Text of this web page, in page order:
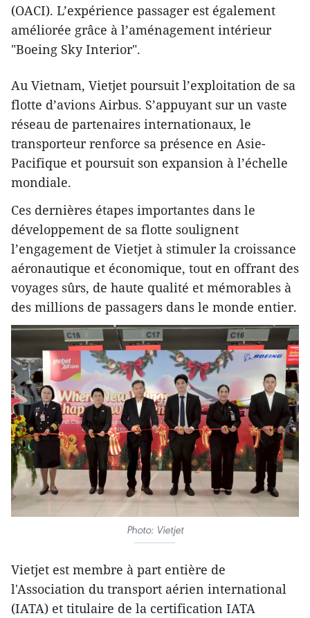
(OACI). L’expérience passager est également
améliorée grâce à l’aménagement intérieur
"Boeing Sky Interior".
Au Vietnam, Vietjet poursuit l’exploitation de sa
flotte d’avions Airbus. S’appuyant sur un vaste
réseau de partenaires internationaux, le
transporteur renforce sa présence en Asie-
Pacifique et poursuit son expansion à l’échelle
mondiale.
Ces dernières étapes importantes dans le
développement de sa flotte soulignent
l’engagement de Vietjet à stimuler la croissance
aéronautique et économique, tout en offrant des
voyages sûrs, de haute qualité et mémorables à
des millions de passagers dans le monde entier.
Photo: Vietjet
Vietjet est membre à part entière de
l'Association du transport aérien international
(IATA) et titulaire de la certification IATA